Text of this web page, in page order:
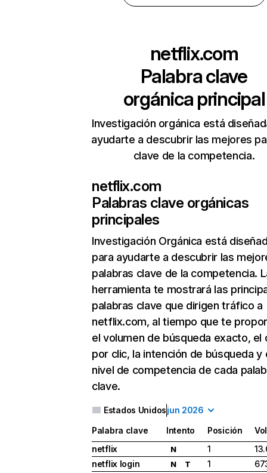
netflix.com
Palabra clave
orgánica principal
Investigación orgánica está
ayudarte a descubrir las mejores
clave de la competencia.
netflix.com
Palabras clave orgánicas
principales
Investigación Orgánica está
para ayudarte a descubrir las
palabras clave de la competencia.
herramienta te mostrará las
palabras clave que dirigen tráfico a
netflix.com, al tiempo que te
el volumen de búsqueda exacto, el
por clic, la intención de búsqueda y
nivel de competencia de cada
clave.
Estados Unidosjun 2026
Palabra clave Intento Posición
netflix
N 1
netflix login
N T 1